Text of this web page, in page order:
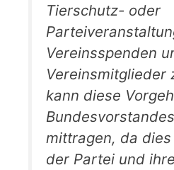
Tierschutz- oder
Vereinsspenden
Vereinsmitglieder
kann diese
mittragen, da
der Partei und